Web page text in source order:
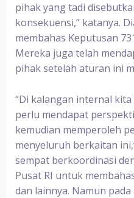
pihak yang tadi
konsekuensi,” katanya.
membahas Keputusan
Mereka juga telah
pihak setelah aturan ini
“Di kalangan internal
perlu mendapat
kemudian memperoleh
menyeluruh berkaitan
sempat berkoordinasi
Pusat RI untuk
dan lainnya. Namun